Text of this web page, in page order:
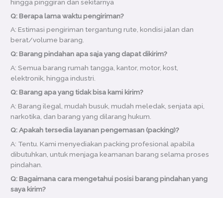
hingga pinggiran dan sekitarnya
Q: Berapa lama waktu pengiriman?
A: Estimasi pengiriman tergantung rute, kondisi jalan dan
berat/volume barang.
Q: Barang pindahan apa saja yang dapat dikirim?
A: Semua barang rumah tangga, kantor, motor, kost,
elektronik, hingga industri.
Q: Barang apa yang tidak bisa kami kirim?
A: Barang ilegal, mudah busuk, mudah meledak, senjata api,
narkotika, dan barang yang dilarang hukum.
Q: Apakah tersedia layanan pengemasan (packing)?
A: Tentu. Kami menyediakan packing profesional apabila
dibutuhkan, untuk menjaga keamanan barang selama proses
pindahan.
Q: Bagaimana cara mengetahui posisi barang pindahan yang
saya kirim?